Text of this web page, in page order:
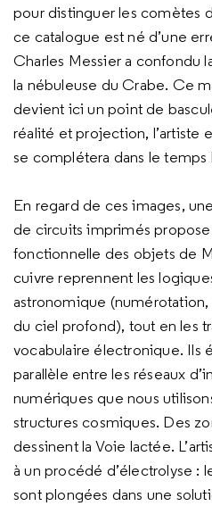
pour distinguer les comètes
ce catalogue est né d’une
Charles Messier a confondu
la nébuleuse du Crabe. Ce
devient ici un point de
réalité et projection, l’artiste
se complétera dans le temps
En regard de ces images,
de circuits imprimés
fonctionnelle des objets de
cuivre reprennent les
astronomique
du ciel profond), tout en les
vocabulaire électronique. Ils
parallèle entre les réseaux
numériques que nous
structures cosmiques. Des
dessinent la Voie lactée.
à un procédé d’électrolyse :
sont plongées dans une